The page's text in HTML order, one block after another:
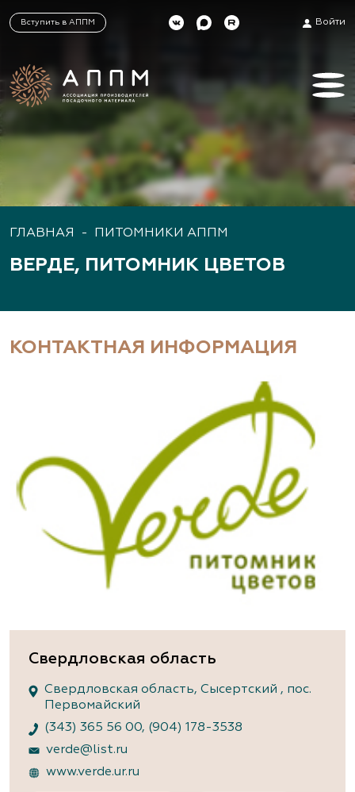
Вступить в АППМ Войти
ГЛАВНАЯ - ПИТОМНИКИ АППМ
ВЕРДЕ, ПИТОМНИК ЦВЕТОВ
КОНТАКТНАЯ ИНФОРМАЦИЯ
Свердловская область
Свердловская область, Сысертский , пос.
Первомайский
(343) 365 56 00, (904) 178-3538
verde@list.ru
www.verde.ur.ru